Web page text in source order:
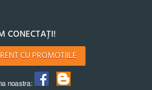
CONECTAȚI!
CU PROMOTIILE
noastra: